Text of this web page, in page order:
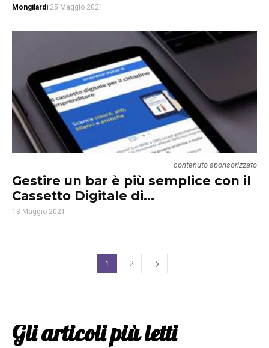
Mongilardi 25 Maggio 2021
contenuto sponsorizzato
Gestire un bar è più semplice con il
Cassetto Digitale di...
13 Maggio 2021
1 2
Gli articoli più letti